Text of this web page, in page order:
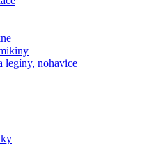
legíny, nohavice